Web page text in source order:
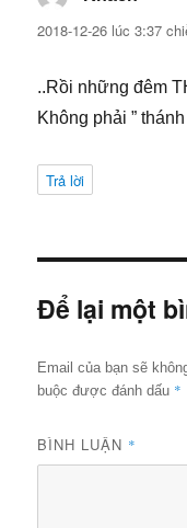
2018-12-26 lúc 3:37
..Rồi những đêm
Không phải ”
Trả lời
Để lại một
Email của bạn sẽ
buộc được đánh dấu *
BÌNH LUẬN *